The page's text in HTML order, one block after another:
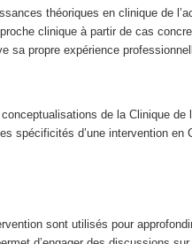
théoriques en clinique de
clinique à partir de cas
sa propre expérience
de la Clinique de
spécificités d’une intervention en
sont utilisés pour